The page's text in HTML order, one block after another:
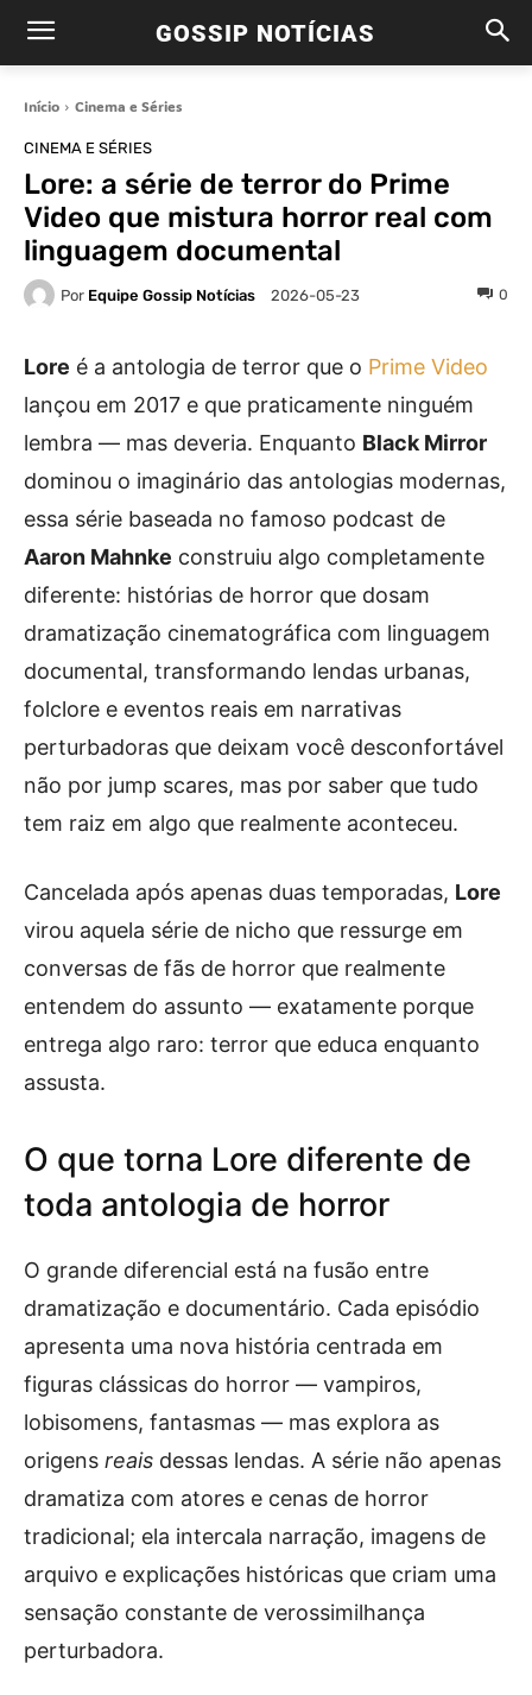
GOSSIP NOTÍCIAS
Início Cinema e Séries
CINEMA E SÉRIES
Lore: a série de terror do Prime
Video que mistura horror real com
linguagem documental
Por Equipe Gossip Notícias 2026-05-23 0
Lore é a antologia de terror que o Prime Video
lançou em 2017 e que praticamente ninguém
lembra — mas deveria. Enquanto Black Mirror
dominou o imaginário das antologias modernas,
essa série baseada no famoso podcast de
Aaron Mahnke construiu algo completamente
diferente: histórias de horror que dosam
dramatização cinematográfica com linguagem
documental, transformando lendas urbanas,
folclore e eventos reais em narrativas
perturbadoras que deixam você desconfortável
não por jump scares, mas por saber que tudo
tem raiz em algo que realmente aconteceu.
Cancelada após apenas duas temporadas, Lore
virou aquela série de nicho que ressurge em
conversas de fãs de horror que realmente
entendem do assunto — exatamente porque
entrega algo raro: terror que educa enquanto
assusta.
O que torna Lore diferente de
toda antologia de horror
O grande diferencial está na fusão entre
dramatização e documentário. Cada episódio
apresenta uma nova história centrada em
figuras clássicas do horror — vampiros,
lobisomens, fantasmas — mas explora as
origens reais dessas lendas. A série não apenas
dramatiza com atores e cenas de horror
tradicional; ela intercala narração, imagens de
arquivo e explicações históricas que criam uma
sensação constante de verossimilhança
perturbadora.